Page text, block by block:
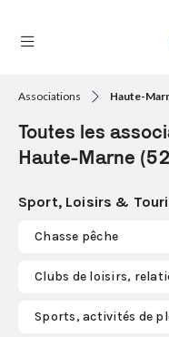
RÉGIONS
FORMATS
TENDANCES
SERVICES
Associations Haute-
Toutes les
Haute-Marne
Sport, Loisirs &
Chasse pêche
Clubs de loisirs,
Sports, activités de